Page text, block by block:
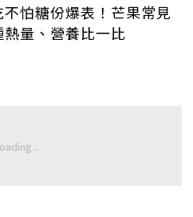
不怕糖份爆表！芒果常見
熱量、營養比一比